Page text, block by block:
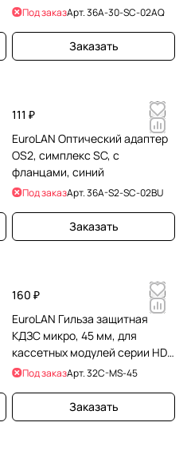
Под заказАрт.36A-30-SC-02AQ
Заказать
111 ₽
EuroLAN Оптический адаптер
OS2, симплекс SC, с
фланцами, синий
Под заказАрт.36A-S2-SC-02BU
Заказать
160 ₽
EuroLAN Гильза защитная
КДЗС микро, 45 мм, для
кассетных модулей серии HD,
10 шт.
Под заказАрт.32C-MS-45
Заказать